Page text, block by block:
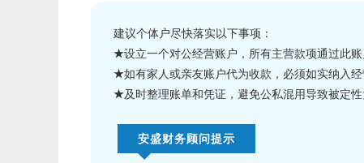
建议个体户尽快落实以下事项：
★设立一个对公经营账户，所有主营款项通过此账
★如有家人或亲友账户代为收款，必须如实纳入
★及时整理账单和凭证，避免公私混用导致被定性
安盛财务顾问提示